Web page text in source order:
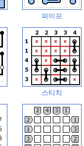
파이프
스티치